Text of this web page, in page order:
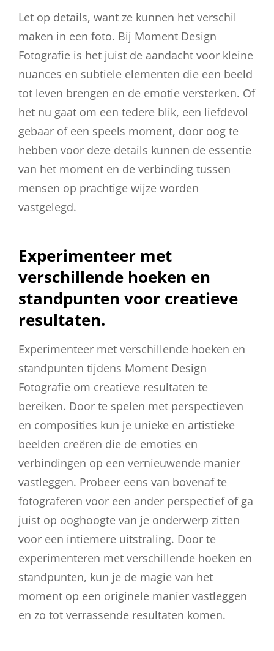
Let op details, want ze kunnen het verschil
maken in een foto. Bij Moment Design
Fotografie is het juist de aandacht voor kleine
nuances en subtiele elementen die een beeld
tot leven brengen en de emotie versterken. Of
het nu gaat om een tedere blik, een liefdevol
gebaar of een speels moment, door oog te
hebben voor deze details kunnen de essentie
van het moment en de verbinding tussen
mensen op prachtige wijze worden
vastgelegd.
Experimenteer met
verschillende hoeken en
standpunten voor creatieve
resultaten.
Experimenteer met verschillende hoeken en
standpunten tijdens Moment Design
Fotografie om creatieve resultaten te
bereiken. Door te spelen met perspectieven
en composities kun je unieke en artistieke
beelden creëren die de emoties en
verbindingen op een vernieuwende manier
vastleggen. Probeer eens van bovenaf te
fotograferen voor een ander perspectief of ga
juist op ooghoogte van je onderwerp zitten
voor een intiemere uitstraling. Door te
experimenteren met verschillende hoeken en
standpunten, kun je de magie van het
moment op een originele manier vastleggen
en zo tot verrassende resultaten komen.